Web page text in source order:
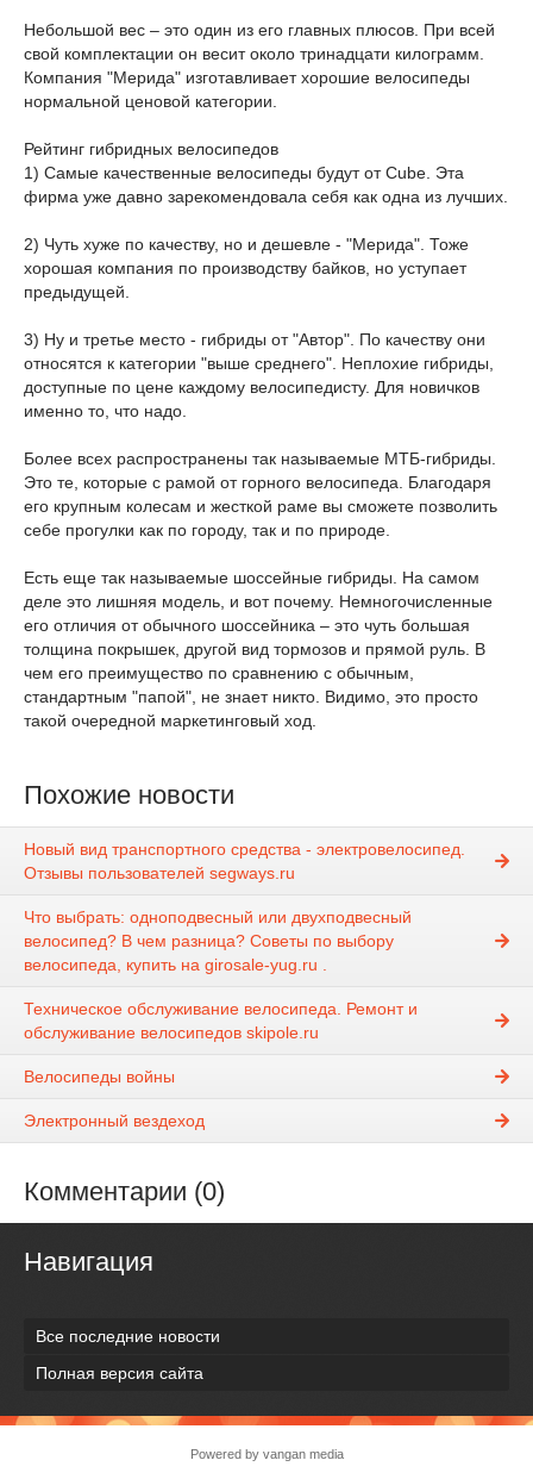
Небольшой вес – это один из его главных плюсов. При всей
свой комплектации он весит около тринадцати килограмм.
Компания "Мерида" изготавливает хорошие велосипеды
нормальной ценовой категории.
Рейтинг гибридных велосипедов
1) Самые качественные велосипеды будут от Cube. Эта
фирма уже давно зарекомендовала себя как одна из лучших.
2) Чуть хуже по качеству, но и дешевле - "Мерида". Тоже
хорошая компания по производству байков, но уступает
предыдущей.
3) Ну и третье место - гибриды от "Автор". По качеству они
относятся к категории "выше среднего". Неплохие гибриды,
доступные по цене каждому велосипедисту. Для новичков
именно то, что надо.
Более всех распространены так называемые МТБ-гибриды.
Это те, которые с рамой от горного велосипеда. Благодаря
его крупным колесам и жесткой раме вы сможете позволить
себе прогулки как по городу, так и по природе.
Есть еще так называемые шоссейные гибриды. На самом
деле это лишняя модель, и вот почему. Немногочисленные
его отличия от обычного шоссейника – это чуть большая
толщина покрышек, другой вид тормозов и прямой руль. В
чем его преимущество по сравнению с обычным,
стандартным "папой", не знает никто. Видимо, это просто
такой очередной маркетинговый ход.
Похожие новости
Новый вид транспортного средства - электровелосипед.
Отзывы пользователей segways.ru
Что выбрать: одноподвесный или двухподвесный
велосипед? В чем разница? Советы по выбору
велосипеда, купить на girosale-yug.ru .
Техническое обслуживание велосипеда. Ремонт и
обслуживание велосипедов skipole.ru
Велосипеды войны
Электронный вездеход
Комментарии (0)
Навигация
Все последние новости
Полная версия сайта
Powered by vangan media